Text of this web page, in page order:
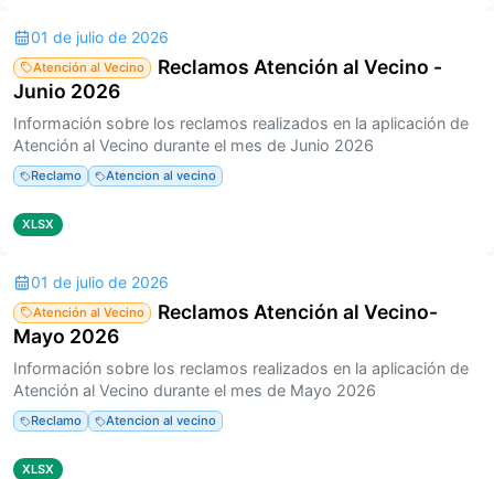
01 de julio de 2026
Atención al Vecino
Reclamos Atención al Vecino -
Junio 2026
Información sobre los reclamos realizados en la aplicación de
Atención al Vecino durante el mes de Junio 2026
Reclamo Atencion al vecino
XLSX
01 de julio de 2026
Atención al Vecino
Reclamos Atención al Vecino-
Mayo 2026
Información sobre los reclamos realizados en la aplicación de
Atención al Vecino durante el mes de Mayo 2026
Reclamo Atencion al vecino
XLSX